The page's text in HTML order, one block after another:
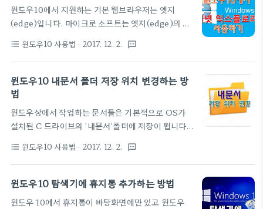
득할 수 없을때, 라우터가 인터넷 접속되어 있지 않은
설정이나 회선의 문제로 네트워크 공유 센터에서 네트
워크 상태를 확인하여야 합니다. 무선랜 1. 정상 상태
로 연결은 되고 있지만 라루터 등에 문제가 있음. 4.
아..
윈도우10에서 지원하는 기본 웹브라우저는 엣지
(edge)입니다. 마이크로 소프트는 엣지(edge)의 사
로러(IE)를 숨겨(?)두고 있는데요. 윈도우10에서 호
환성등의 문제로 IE를 사용하고 싶으나 좀 처럼 찾기
힘든 IE를 쉽게 사용하는 방법을 소개합니다. 따라하
기 1. 가장 쉽게 IE 를 사용하는 방법은 엣지(edge)를
Explorer에서 열기'를 선택하면 IE 가 새로운 창에
서 해당 페이지를 보여줍니다. ▼ 2. 엣지(edge)보다
IE를 자주 사용하려면 아예 바탕화면에다 IE 바로가
format_list_bulleted 윈도우10 사용법 · 2017. 12. 2. textsms
윈도우10 내문서 폴더 저장 위치 변경하는 방
법
윈도우상에서 작업하는 문서들은 기본적으로 OS가
설치된 C 드라이브의 '내문서'폴더에 저장이 됩니다.
보다 용량이 적은 SSD 를 사용하는데 내문서 폴더에
파일들이 차곡차곡 쌓여지면 용량이 부족한 경우도 생
기고, 중요한 문서들이 OS 문제등으로 포맷을 해야
수가 있습니다. 이런 문제는 '다운로드' 폴더를 포함한
format_list_bulleted 윈도우10 사용법 · 2017. 12. 2. textsms
윈도우10 탐색기에 휴지통 추가하는 방법
윈도우 10에서 휴지통이 바탕화면에만 있고 윈도우